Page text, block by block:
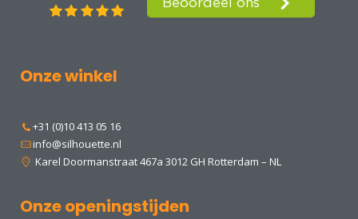
Onze winkel
+31 (0)10 413 05 16
info@silhouette.nl
Karel Doormanstraat 467a 3012 GH Rotterdam – NL
Onze openingstijden